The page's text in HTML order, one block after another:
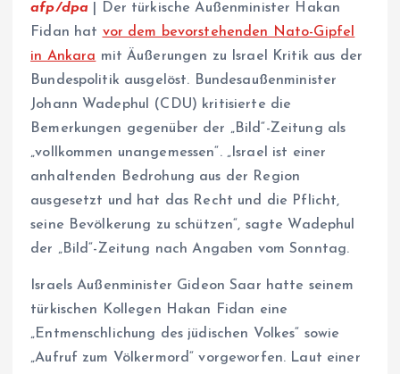
afp/dpa | Der türkische Außenminister Hakan
Fidan hat vor dem bevorstehenden Nato-Gipfel
in Ankara mit Äußerungen zu Israel Kritik aus der
Bundespolitik ausgelöst. Bundesaußenminister
Johann Wadephul (CDU) kritisierte die
Bemerkungen gegenüber der „Bild“-Zeitung als
„vollkommen unangemessen“. „Israel ist einer
anhaltenden Bedrohung aus der Region
ausgesetzt und hat das Recht und die Pflicht,
seine Bevölkerung zu schützen“, sagte Wadephul
der „Bild“-Zeitung nach Angaben vom Sonntag.
Israels Außenminister Gideon Saar hatte seinem
türkischen Kollegen Hakan Fidan eine
„Entmenschlichung des jüdischen Volkes“ sowie
„Aufruf zum Völkermord“ vorgeworfen. Laut einer